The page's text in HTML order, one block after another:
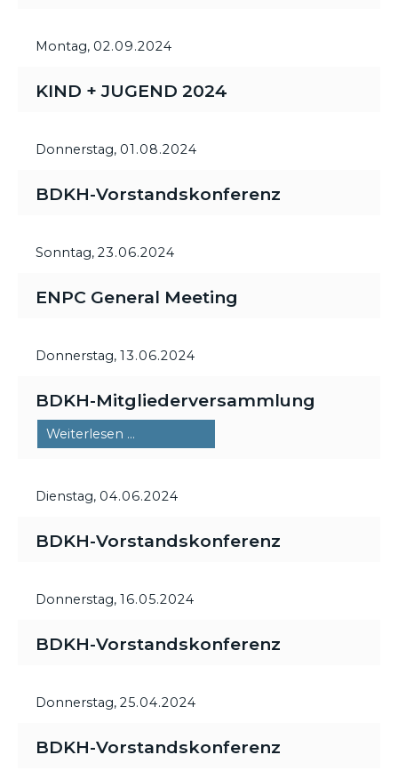
Montag, 02.09.2024
KIND + JUGEND 2024
Donnerstag, 01.08.2024
BDKH-Vorstandskonferenz
Sonntag, 23.06.2024
ENPC General Meeting
Donnerstag, 13.06.2024
BDKH-Mitgliederversammlung
Weiterlesen …
Dienstag, 04.06.2024
BDKH-Vorstandskonferenz
Donnerstag, 16.05.2024
BDKH-Vorstandskonferenz
Donnerstag, 25.04.2024
BDKH-Vorstandskonferenz